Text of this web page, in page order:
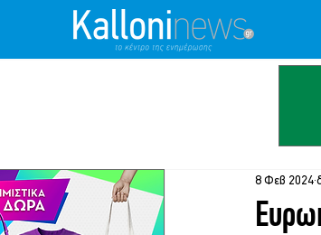
8 Φεβ 2024